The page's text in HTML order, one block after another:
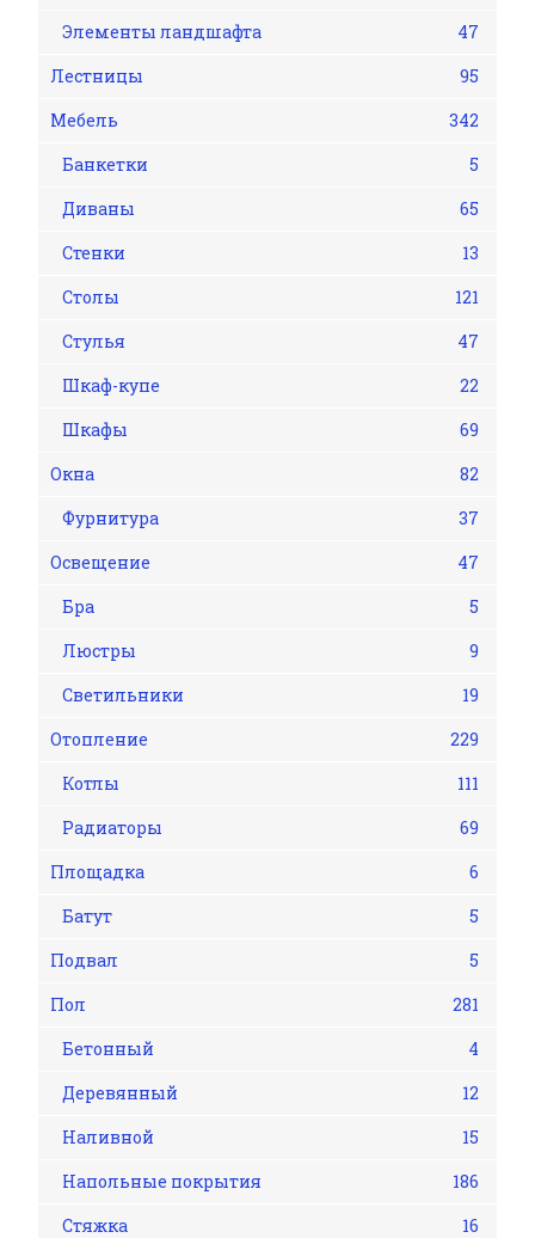
Элементы ландшафта
47
Лестницы
95
Мебель
342
Банкетки
5
Диваны
65
Стенки
13
Столы
121
Стулья
47
Шкаф-купе
22
Шкафы
69
Окна
82
Фурнитура
37
Освещение
47
Бра
5
Люстры
9
Светильники
19
Отопление
229
Котлы
111
Радиаторы
69
Площадка
6
Батут
5
Подвал
5
Пол
281
Бетонный
4
Деревянный
12
Наливной
15
Напольные покрытия
186
Стяжка
16